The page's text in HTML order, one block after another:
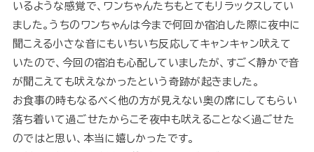
いるような感覚で、ワンちゃんたちもとてもリラックスしてい
ました。うちのワンちゃんは今まで何回か宿泊した際に夜中に
聞こえる小さな音にもいちいち反応してキャンキャン吠えて
いたので、今回の宿泊も心配していましたが、すごく静かで音
が聞こえても吠えなかったという奇跡が起きました。
お食事の時もなるべく他の方が見えない奥の席にしてもらい
落ち着いて過ごせたからこそ夜中も吠えることなく過ごせた
のではと思い、本当に嬉しかったです。